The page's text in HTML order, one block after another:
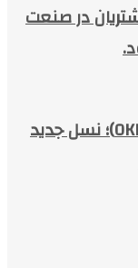
در صنعت
معرفی کرکره فولادی اوکر (OKER)؛ نسل جدید